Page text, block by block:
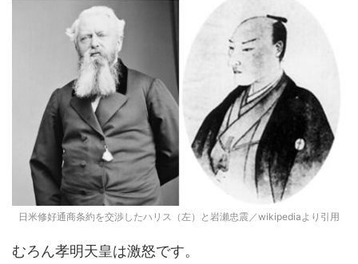
日米修好通商条約を交渉したハリス（左）と岩瀬忠震／wikipediaより引用
むろん孝明天皇は激怒です。